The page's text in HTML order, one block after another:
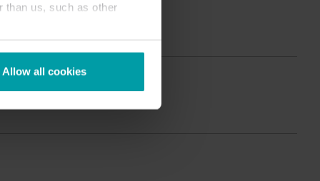
than us, such as other
Allow all cookies
dybdegående indsigt og ressourcer til alle
innovative løsninger i produktcentret.